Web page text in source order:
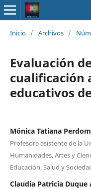
Inicio / Archivos /
Evaluación
cualificación
educativos
Mónica Tatiana
Profesora asistente de la
Humanidades, Artes y
Educación, Salud y
Claudia Patricia Duque